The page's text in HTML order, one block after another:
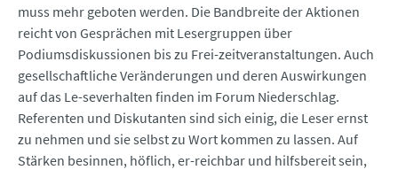
muss mehr geboten werden. Die Bandbreite der Aktionen
reicht von Gesprächen mit Lesergruppen über
Podiumsdiskussionen bis zu Frei-zeitveranstaltungen. Auch
gesellschaftliche Veränderungen und deren Auswirkungen
auf das Le-severhalten finden im Forum Niederschlag.
Referenten und Diskutanten sind sich einig, die Leser ernst
zu nehmen und sie selbst zu Wort kommen zu lassen. Auf
Stärken besinnen, höflich, er-reichbar und hilfsbereit sein,